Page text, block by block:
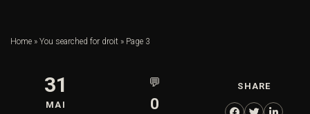
Home » You searched for droit » Page 3
31
MAI
💬
0
SHARE